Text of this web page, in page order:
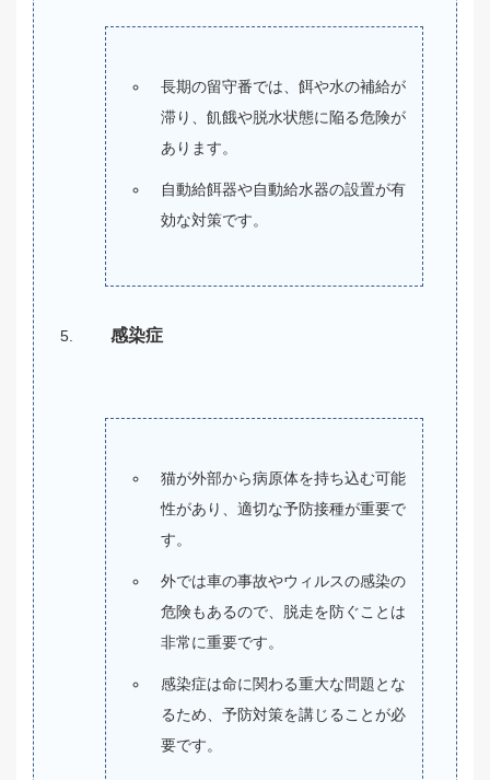
長期の留守番では、餌や水の補給が
滞り、飢餓や脱水状態に陥る危険が
あります。
自動給餌器や自動給水器の設置が有
効な対策です。
感染症
猫が外部から病原体を持ち込む可能
性があり、適切な予防接種が重要で
す。
外では車の事故やウィルスの感染の
危険もあるので、脱走を防ぐことは
非常に重要です。
感染症は命に関わる重大な問題とな
るため、予防対策を講じることが必
要です。